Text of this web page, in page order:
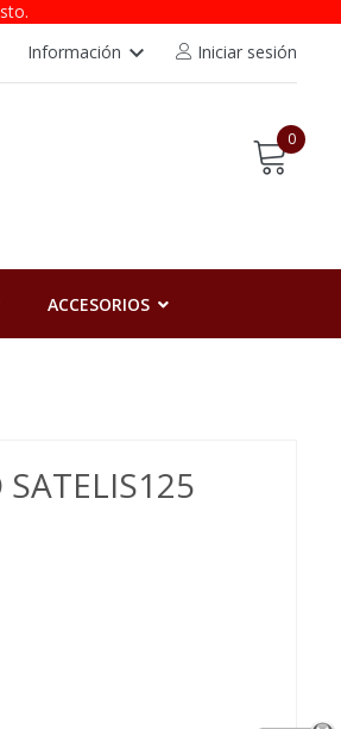
Iniciar sesión
Información keyboard_arrow_down
0
ACCESORIOS